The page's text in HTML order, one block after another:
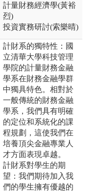
計量財務經濟學(黃裕
烈)
投資實務研討(索樂晴)
計財系的獨特性：國
立清華大學科技管理
學院的計量財務金融
學系在財務金融學群
中獨具特色。相對於
一般傳統的財務金融
學系，我們具有明確
的定位和系統化的課
程規劃，這使我們在
培養頂尖金融專業人
才方面表現卓越。
計財系對學生的期
望：我們期待加入我
們的學生擁有優越的